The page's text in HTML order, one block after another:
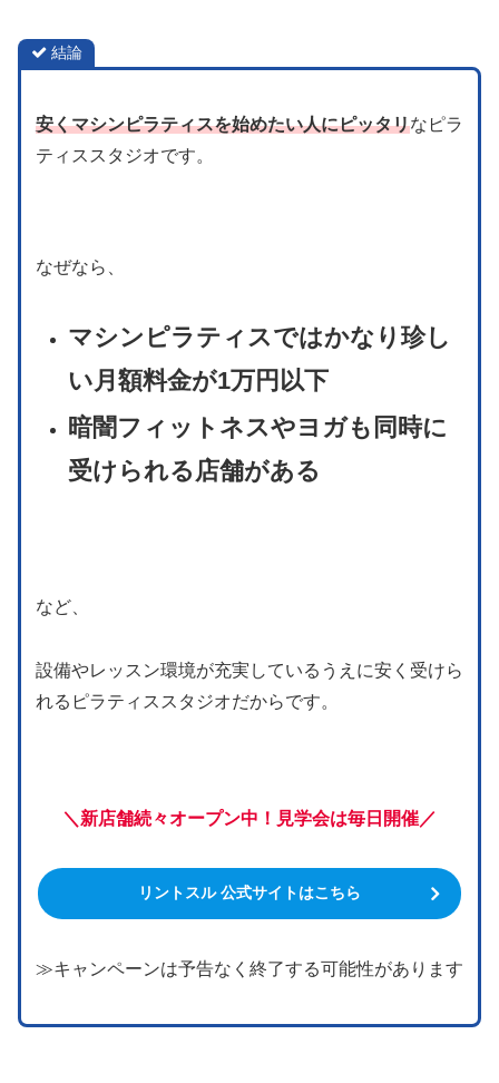
結論
安くマシンピラティスを始めたい人にピッタリなピラ
ティススタジオです。
なぜなら、
マシンピラティスではかなり珍し
い月額料金が1万円以下
暗闇フィットネスやヨガも同時に
受けられる店舗がある
など、
設備やレッスン環境が充実しているうえに安く受けら
れるピラティススタジオだからです。
＼新店舗続々オープン中！見学会は毎日開催／
リントスル 公式サイトはこちら
≫キャンペーンは予告なく終了する可能性があります